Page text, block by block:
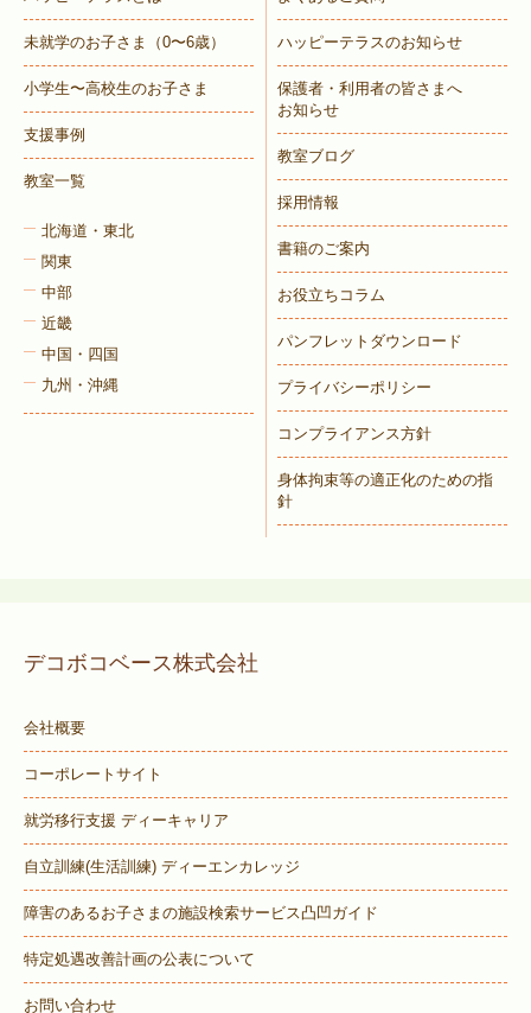
未就学のお子さま （0〜6歳）
小学生〜高校生のお子さま
支援事例
教室一覧
北海道・東北
関東
中部
近畿
中国・四国
九州・沖縄
ハッピーテラスのお知らせ
保護者・利用者の皆さまへ
お知らせ
教室ブログ
採用情報
書籍のご案内
お役立ちコラム
パンフレットダウンロード
プライバシーポリシー
コンプライアンス方針
身体拘束等の適正化のための指
針
デコボコベース株式会社
会社概要
コーポレートサイト
就労移行支援 ディーキャリア
自立訓練(生活訓練) ディーエンカレッジ
障害のあるお子さまの施設検索サービス凸凹ガイド
特定処遇改善計画の公表について
お問い合わせ